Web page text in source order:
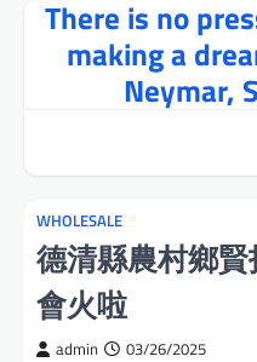
There is no
making a
Neymar,
WHOLESALE
德清縣農村鄉
會火啦
admin 03/26/2025